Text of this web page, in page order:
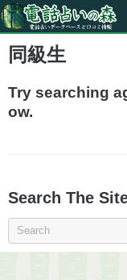
同級生
Try searching
ow.
Search The